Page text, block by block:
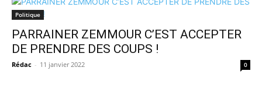
Politique
PARRAINER ZEMMOUR C’EST ACCEPTER
DE PRENDRE DES COUPS !
Rédac - 11 janvier 2022 0